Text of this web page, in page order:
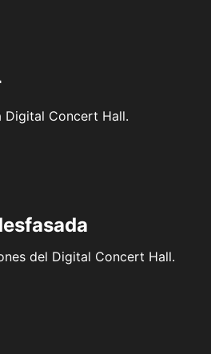
Concert Hall.
del Digital Concert Hall.